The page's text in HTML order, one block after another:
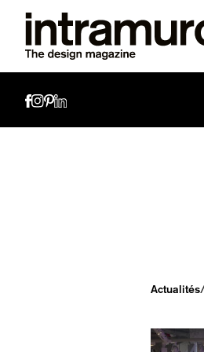
Actualités